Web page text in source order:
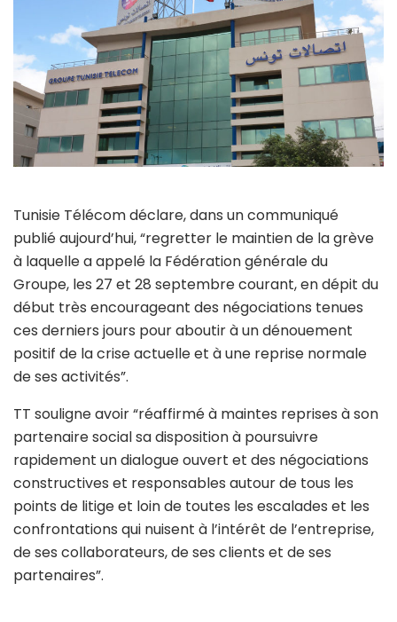
Tunisie Télécom déclare, dans un communiqué
publié aujourd’hui, “regretter le maintien de la grève
à laquelle a appelé la Fédération générale du
Groupe, les 27 et 28 septembre courant, en dépit du
début très encourageant des négociations tenues
ces derniers jours pour aboutir à un dénouement
positif de la crise actuelle et à une reprise normale
de ses activités”.
TT souligne avoir “réaffirmé à maintes reprises à son
partenaire social sa disposition à poursuivre
rapidement un dialogue ouvert et des négociations
constructives et responsables autour de tous les
points de litige et loin de toutes les escalades et les
confrontations qui nuisent à l’intérêt de l’entreprise,
de ses collaborateurs, de ses clients et de ses
partenaires”.